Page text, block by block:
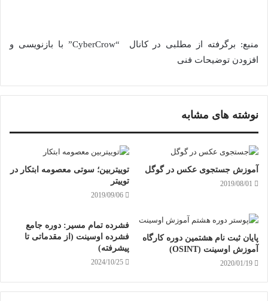
منبع: برگرفته از مطلبی در کانال “CyberCrow” با بازنویسی و
افزودن توضیحات فنی
نوشته های مشابه
آموزش جستجوی عکس در گوگل
2019/08/01
توییتربین؛ سوتی معصومه ابتکار در
توییتر
2019/09/06
پایان ثبت نام هشتمین دوره کارگاه
آموزش اوسینت (OSINT)
2020/01/19
فشرده تمام مسیر: دوره جامع
فشرده اوسینت (از مقدماتی تا
پیشرفته)
2024/10/25